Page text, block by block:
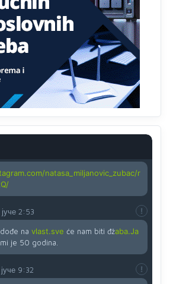
јуче
11:45
unijelo opravdan strah, posebno kada
osobe, osobe sa slabijim vidom ili
јуче 12:24
corava kutija za IZBORE a danas su
natasa_miljanovic_zubac/r
јуче 2:53
na vlast.sve će nam biti đžaba.Ja
mi je 50 godina.
јуче 9:32